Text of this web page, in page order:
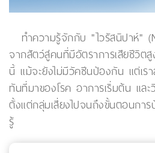
ทำความรู้จักกับ "ไวรัสนิปาห์"
จากสัตว์สู่คนที่มีอัตราการเสียชีวิต
นี้ แม้จะยังไม่มีวัคซีนป้องกัน แต่เร
ทันที่มาของโรค อาการเริ่มต้น แล
ตั้งแต่กลุ่มเสี่ยงไปจนถึงขั้นตอนก
รู้